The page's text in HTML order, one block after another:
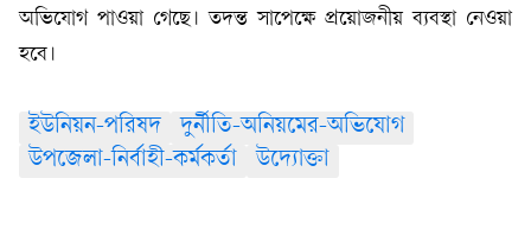
অভিযোগ পাওয়া গেছে। তদন্ত সাপেক্ষে প্রয়োজনীয় ব্যবস্থা নেওয়া
হবে।
ইউনিয়ন-পরিষদ
দুর্নীতি-অনিয়মের-অভিযোগ
উপজেলা-নির্বাহী-কর্মকর্তা
উদ্যোক্তা